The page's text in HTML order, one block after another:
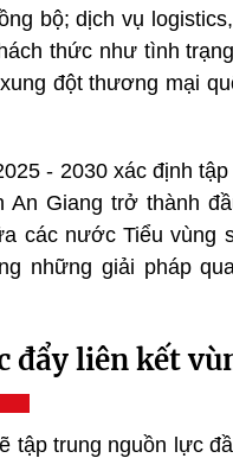
bộ; dịch vụ
thức như tình
đột thương mại
- 2030 xác định
Giang trở thành
các nước Tiểu vùng
những giải pháp
đẩy liên kết
tập trung nguồn lực